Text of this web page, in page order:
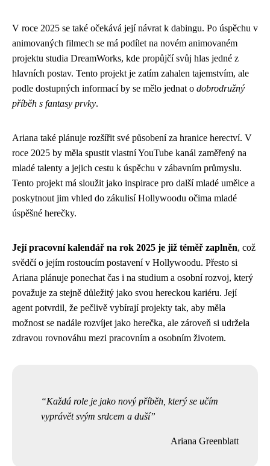
V roce 2025 se také očekává její návrat k dabingu. Po úspěchu v
animovaných filmech se má podílet na novém animovaném
projektu studia DreamWorks, kde propůjčí svůj hlas jedné z
hlavních postav. Tento projekt je zatím zahalen tajemstvím, ale
podle dostupných informací by se mělo jednat o dobrodružný
příběh s fantasy prvky.
Ariana také plánuje rozšířit své působení za hranice herectví. V
roce 2025 by měla spustit vlastní YouTube kanál zaměřený na
mladé talenty a jejich cestu k úspěchu v zábavním průmyslu.
Tento projekt má sloužit jako inspirace pro další mladé umělce a
poskytnout jim vhled do zákulisí Hollywoodu očima mladé
úspěšné herečky.
Její pracovní kalendář na rok 2025 je již téměř zaplněn, což
svědčí o jejím rostoucím postavení v Hollywoodu. Přesto si
Ariana plánuje ponechat čas i na studium a osobní rozvoj, který
považuje za stejně důležitý jako svou hereckou kariéru. Její
agent potvrdil, že pečlivě vybírají projekty tak, aby měla
možnost se nadále rozvíjet jako herečka, ale zároveň si udržela
zdravou rovnováhu mezi pracovním a osobním životem.
Každá role je jako nový příběh, který se učím
vyprávět svým srdcem a duší
Ariana Greenblatt